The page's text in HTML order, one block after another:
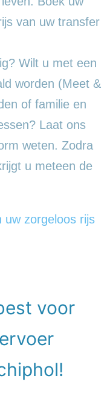
van uw transfer
Wilt u met een
worden (Meet &
of familie en
Laat ons
weten. Zodra
u meteen de
uw zorgeloos rijs
voor